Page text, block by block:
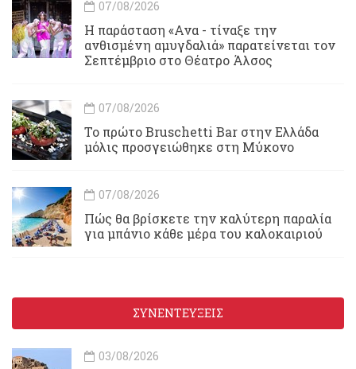
07/08/2026
Η παράσταση «Ανα - τίναξε την
ανθισμένη αμυγδαλιά» παρατείνεται τον
Σεπτέμβριο στο Θέατρο Άλσος
07/08/2026
Το πρώτο Bruschetti Bar στην Ελλάδα
μόλις προσγειώθηκε στη Μύκονο
07/08/2026
Πώς θα βρίσκετε την καλύτερη παραλία
για μπάνιο κάθε μέρα του καλοκαιριού
ΣΥΝΕΝΤΕΥΞΕΙΣ
03/08/2026